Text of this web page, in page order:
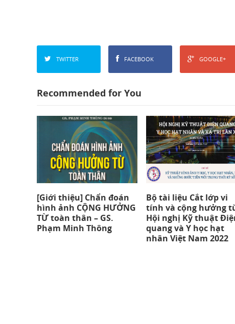
TWITTER FACEBOOK GOOGLE+
Recommended for You
[Giới thiệu] Chẩn đoán
hình ảnh CỘNG HƯỞNG
TỪ toàn thân – GS.
Phạm Minh Thông
Bộ tài liệu Cắt lớp vi
tính và cộng hưởng
Hội nghị Kỹ thuật
quang và Y học hạt
nhân Việt Nam 2022